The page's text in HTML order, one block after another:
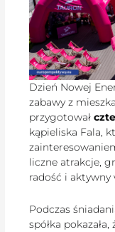
Dzień Nowej
zabawy z
przygotował
kąpieliska Fala,
liczne atrakcje,
radość i aktywny
Podczas
spółka